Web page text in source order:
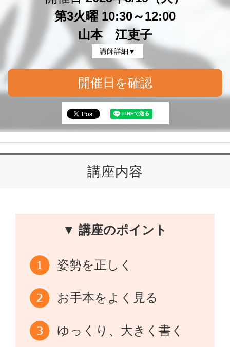
第3火曜 10:30～12:00
山本 江吏子
講師詳細▼
開催日を確認
講座内容
▼ 講座のポイント
姿勢を正しく
お手本をよく見る
ゆっくり、大きく書く